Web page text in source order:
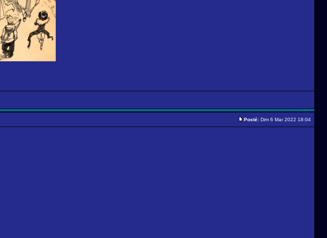
Posté: Dim 6 Mar 2022 18:04